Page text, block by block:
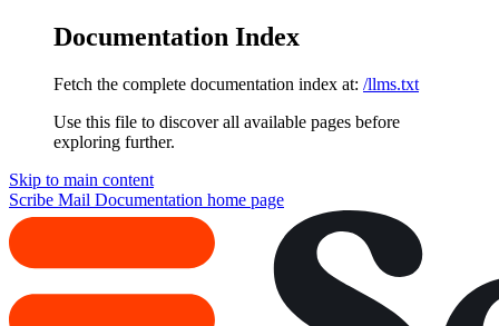
Documentation Index
Fetch the complete documentation index at: /llms.txt
Use this file to discover all available pages before
exploring further.
Skip to main content
Scribe Mail Documentation home page